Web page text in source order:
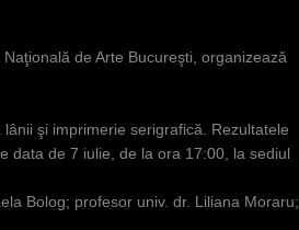
de Arte Bucureşti, organizează
şi imprimerie serigrafică. Rezultatele
data de 7 iulie, de la ora 17:00, la sediul
Bolog; profesor univ. dr. Liliana Moraru;